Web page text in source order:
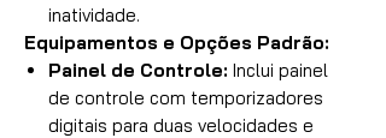
inatividade.
Equipamentos e Opções Padrão:
Painel de Controle: Inclui painel
de controle com temporizadores
digitais para duas velocidades e